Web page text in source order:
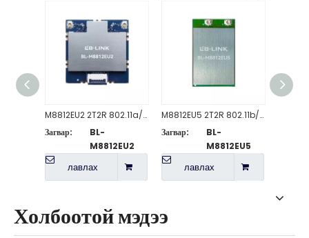
M8812EU2 2T2R 802.11a/n/ac WiFi модуль
Загвар:
BL-
M8812EU2
лавлах
M8812EU5 2T2R 802.11b/g/n WiFi модуль
Загвар:
BL-
M8812EU5
лавлах
Холбоотой мэдээ